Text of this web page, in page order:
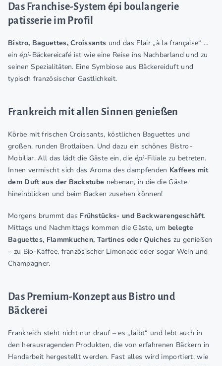
Das Franchise-System épi boulangerie
patisserie im Profil
Bistro, Baguettes, Croissants und das Flair „à la française“ …
einépi-Bäckereicafé ist wie eine Reise ins Nachbarland und zu
seinen Spezialitäten. Eine Symbiose aus Bäckereiduft und
typisch französischer Gastlichkeit.
Frankreich mit allen Sinnen genießen
Körbe mit frischen Croissants, köstlichen Baguettes und
großen, runden Brotlaiben. Und dazu ein schönes Bistro-
Mobiliar. All das lädt die Gäste ein, die épi-Filiale zu betreten.
Innen vermischt sich das Aroma des dampfenden Kaffees mit
dem Duft aus der Backstube nebenan, in die die Gäste
hineinblicken und beim Backen zusehen können!
Morgens brummt das Frühstücks- und Backwarengeschäft.
Mittags und Nachmittags kommen die Gäste, um belegte
Baguettes, Flammkuchen, Tartines oder Quiches zu genießen
– zu Bio-Kaffee, französischer Limonade oder sogar Wein und
Champagner.
Das Premium-Konzept aus Bistro und
Bäckerei
Frankreich steht nicht nur drauf – es „laibt“ und lebt auch in
den herausragenden Produkten, die von erfahrenen Bäckern in
Handarbeit hergestellt werden. Fast alles wird importiert, wie